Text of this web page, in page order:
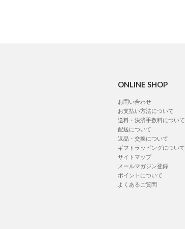
ONLINE SHOP
お問い合わせ
お支払い方法について
送料・決済手数料について
配送について
返品・交換について
ギフトラッピングについて
サイトマップ
メールマガジン登録
ポイントについて
よくあるご質問